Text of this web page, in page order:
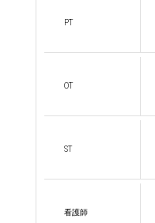
PT
OT
ST
看護師